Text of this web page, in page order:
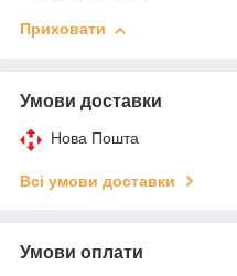
Приховати
Умови доставки
Нова Пошта
Всі умови доставки
Умови оплати